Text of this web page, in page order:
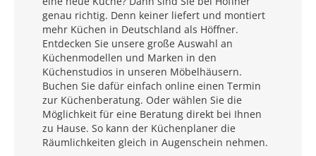
genau richtig. Denn keiner liefert und montiert
mehr Küchen in Deutschland als Höffner.
Entdecken Sie unsere große Auswahl an
Küchenmodellen und Marken in den
Küchenstudios in unseren Möbelhäusern.
Buchen Sie dafür einfach online einen Termin
zur Küchenberatung. Oder wählen Sie die
Möglichkeit für eine Beratung direkt bei Ihnen
zu Hause. So kann der Küchenplaner die
Räumlichkeiten gleich in Augenschein nehmen.